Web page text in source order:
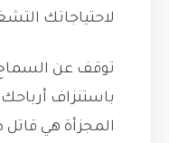
لاحتياجاتك
توقف عن
باستنزاف
المجزأة هي